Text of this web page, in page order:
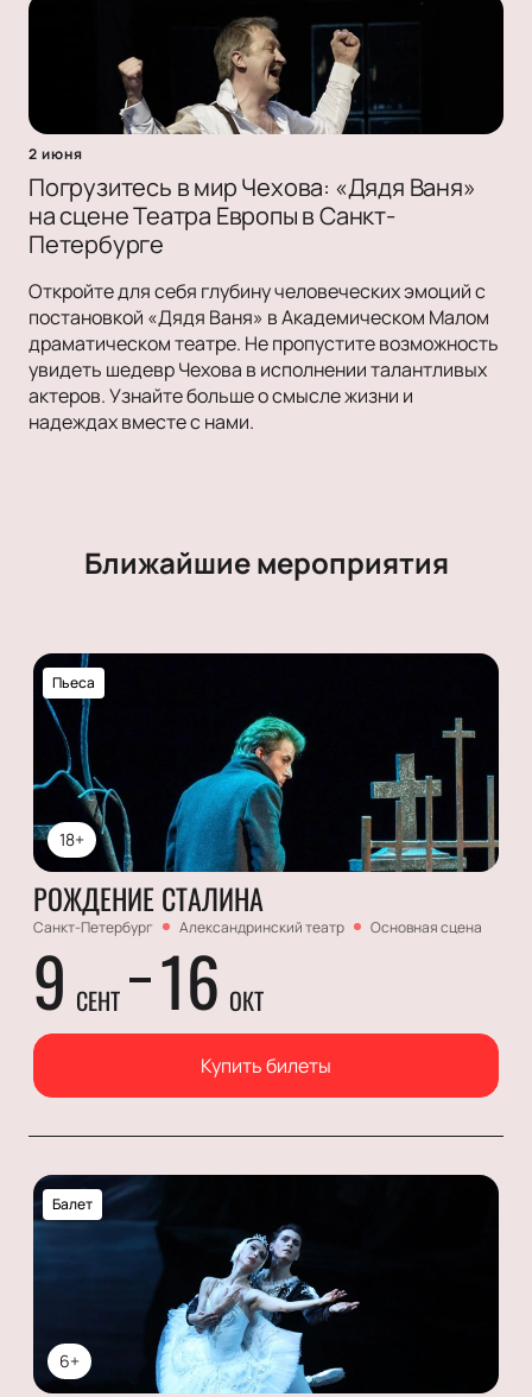
2 июня
Погрузитесь в мир Чехова: «Дядя Ваня»
на сцене Театра Европы в Санкт-
Петербурге
Откройте для себя глубину человеческих эмоций с
постановкой «Дядя Ваня» в Академическом Малом
драматическом театре. Не пропустите возможность
увидеть шедевр Чехова в исполнении талантливых
актеров. Узнайте больше о смысле жизни и
надеждах вместе с нами.
Ближайшие мероприятия
18+
Пьеса
РОЖДЕНИЕ СТАЛИНА
Санкт-Петербург Александринский театр Основная сцена
9 СЕНТ 16 ОКТ
Купить билеты
6+
Балет